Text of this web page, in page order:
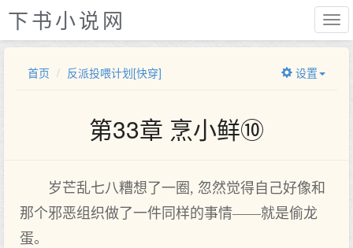
下书小说网
首页 反派投喂计划[快穿] 设置
第33章 烹小鲜⑩
岁芒乱七八糟想了一圈, 忽然觉得自己好像和
那个邪恶组织做了一件同样的事情——就是偷龙
蛋。